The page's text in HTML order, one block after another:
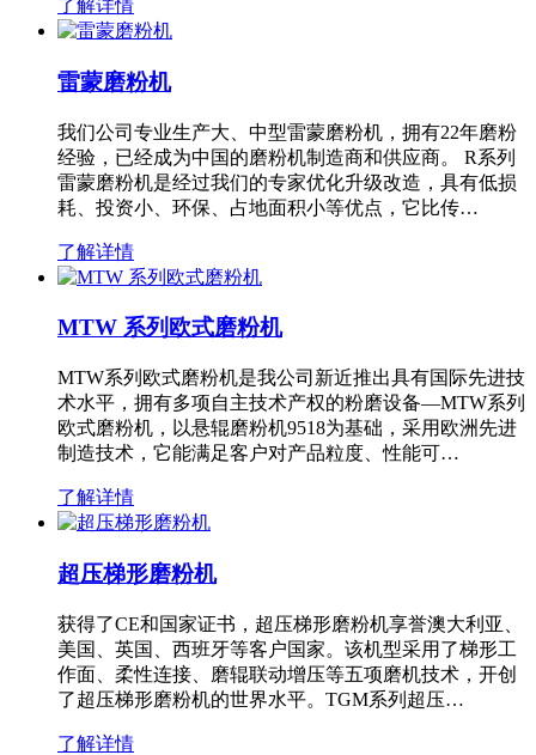
了解详情
雷蒙磨粉机
我们公司专业生产大、中型雷蒙磨粉机，拥有22年磨粉
经验，已经成为中国的磨粉机制造商和供应商。 R系列
雷蒙磨粉机是经过我们的专家优化升级改造，具有低损
耗、投资小、环保、占地面积小等优点，它比传…
了解详情
MTW 系列欧式磨粉机
MTW系列欧式磨粉机是我公司新近推出具有国际先进技
术水平，拥有多项自主技术产权的粉磨设备—MTW系列
欧式磨粉机，以悬辊磨粉机9518为基础，采用欧洲先进
制造技术，它能满足客户对产品粒度、性能可…
了解详情
超压梯形磨粉机
获得了CE和国家证书，超压梯形磨粉机享誉澳大利亚、
美国、英国、西班牙等客户国家。该机型采用了梯形工
作面、柔性连接、磨辊联动增压等五项磨机技术，开创
了超压梯形磨粉机的世界水平。TGM系列超压…
了解详情